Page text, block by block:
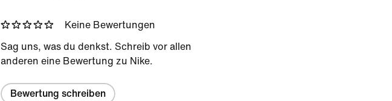
Keine Bewertungen
Sag uns, was du denkst. Schreib vor allen
anderen eine Bewertung zu Nike.
Bewertung schreiben